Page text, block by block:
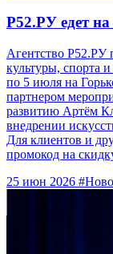
Р52.РУ едет
Агентство Р52.РУ
культуры, спорта
по 5 июля на
партнером
развитию Артём
внедрении
Для клиентов и
промокод на
25 июн 2026